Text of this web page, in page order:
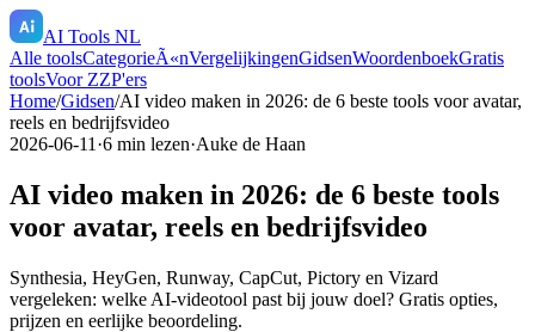
AI Tools NL
Alle toolsCategorieÃ«nVergelijkingenGidsenWoordenboekGratis
toolsVoor ZZP'ers
Home/Gidsen/AI video maken in 2026: de 6 beste tools voor avatar,
reels en bedrijfsvideo
2026-06-11 ·6 min lezen·Auke de Haan
AI video maken in 2026: de 6 beste tools
voor avatar, reels en bedrijfsvideo
Synthesia, HeyGen, Runway, CapCut, Pictory en Vizard
vergeleken: welke AI-videotool past bij jouw doel? Gratis opties,
prijzen en eerlijke beoordeling.